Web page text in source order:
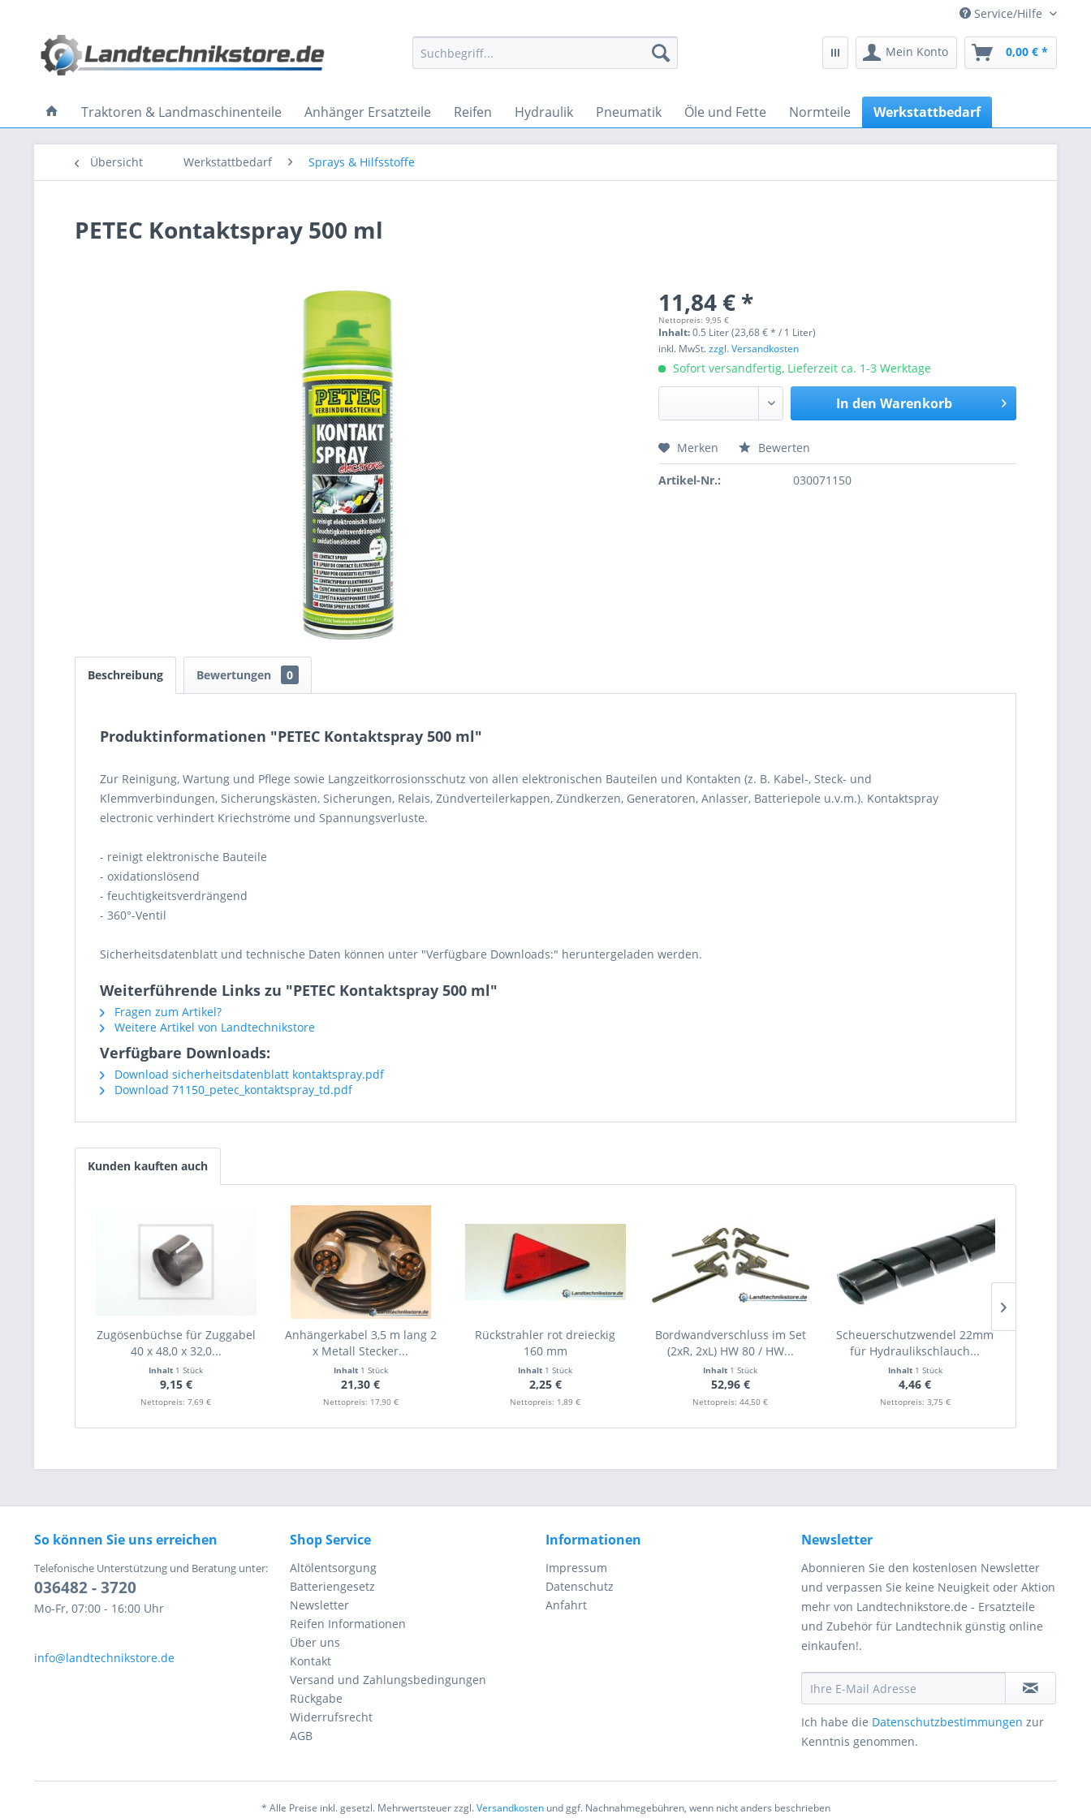
Service/Hilfe
Mein Konto 0,00 € *
Traktoren & Landmaschinenteile Anhänger Ersatzteile Reifen Hydraulik Pneumatik Öle und Fette Normteile Werkstattbedarf
Übersicht Werkstattbedarf Sprays & Hilfsstoffe
PETEC Kontaktspray 500 ml
11,84 € *
Nettopreis: 9,95 €
Inhalt:0.5 Liter (23,68 € * / 1 Liter)
inkl. MwSt.zzgl. Versandkosten
Sofort versandfertig, Lieferzeit ca. 1-3 Werktage
In den Warenkorb
Preis anfragen
Senden
Merken Bewerten
Artikel-Nr.: 030071150
Beschreibung Bewertungen 0
Produktinformationen "PETEC Kontaktspray 500 ml"
Zur Reinigung, Wartung und Pflege sowie Langzeitkorrosionsschutz von allen elektronischen Bauteilen und Kontakten (z. B. Kabel-, Steck- und
Klemmverbindungen, Sicherungskästen, Sicherungen, Relais, Zündverteilerkappen, Zündkerzen, Generatoren, Anlasser, Batteriepole u.v.m.). Kontaktspray
electronic verhindert Kriechströme und Spannungsverluste.
- reinigt elektronische Bauteile
- oxidationslösend
- feuchtigkeitsverdrängend
- 360°-Ventil
Sicherheitsdatenblatt und technische Daten können unter "Verfügbare Downloads:" heruntergeladen werden.
Weiterführende Links zu "PETEC Kontaktspray 500 ml"
Fragen zum Artikel?
Weitere Artikel von Landtechnikstore
Verfügbare Downloads:
Download sicherheitsdatenblatt kontaktspray.pdf
Download 71150_petec_kontaktspray_td.pdf
Kunden kauften auch
Zugösenbüchse für Zuggabel
40 x 48,0 x 32,0...
Inhalt 1 Stück
9,15 €
Nettopreis: 7,69 €
Anhängerkabel 3,5 m lang 2
x Metall Stecker...
Inhalt 1 Stück
21,30 €
Nettopreis: 17,90 €
Rückstrahler rot dreieckig
160 mm
Inhalt 1 Stück
2,25 €
Nettopreis: 1,89 €
Bordwandverschluss im Set
(2xR, 2xL) HW 80 / HW...
Inhalt 1 Stück
52,96 €
Nettopreis: 44,50 €
Scheuerschutzwendel 22mm
für Hydraulikschlauch...
Inhalt 1 Stück
4,46 €
Nettopreis: 3,75 €
So können Sie uns erreichen
Telefonische Unterstützung und Beratung unter:
036482 - 3720
Mo-Fr, 07:00 - 16:00 Uhr
info@landtechnikstore.de
Shop Service
Altölentsorgung
Batteriengesetz
Newsletter
Reifen Informationen
Über uns
Kontakt
Versand und Zahlungsbedingungen
Rückgabe
Widerrufsrecht
AGB
Informationen
Impressum
Datenschutz
Anfahrt
Newsletter
Abonnieren Sie den kostenlosen Newsletter
und verpassen Sie keine Neuigkeit oder Aktion
mehr von Landtechnikstore.de - Ersatzteile
und Zubehör für Landtechnik günstig online
einkaufen!.
Ich habe die Datenschutzbestimmungen zur
Kenntnis genommen.
* Alle Preise inkl. gesetzl. Mehrwertsteuer zzgl.Versandkostenund ggf. Nachnahmegebühren, wenn nicht anders beschrieben